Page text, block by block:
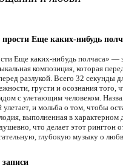
Еще каких-нибудь
Еще каких-нибудь полчаса» —
композиция, которая
разлукой. Всего 32 секунды
грусти и осознания того,
с улетающим человеком.
и мольба о том, чтобы
выполненная в характерном
что делает этот рингтон
глубокую музыку о